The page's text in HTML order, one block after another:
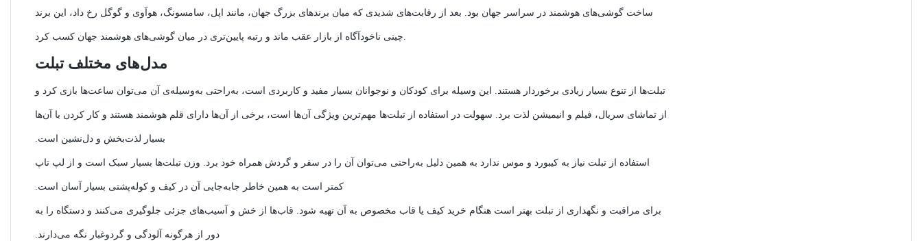
ساخت گوشی‌های هوشمند در سراسر جهان بود. بعد از رقابت‌های شدیدی که میان برندهای بزرگ جهان، مانند اپل، سامسونگ، هوآوی و گوگل رخ داد، این برند
چینی ناخودآگاه از بازار عقب ماند و رتبه پایین‌تری در میان گوشی‌های هوشمند جهان کسب کرد.
مدل‌های مختلف تبلت
تبلت‌ها از تنوع بسیار زیادی برخوردار هستند. این وسیله برای کودکان و نوجوانان بسیار مفید و کاربردی است، به‌راحتی به‌وسیله‌ی آن می‌توان ساعت‌ها بازی کرد و
از تماشای سریال، فیلم و انیمیشن لذت برد. سهولت در استفاده‌ از تبلت‌ها مهم‌ترین ویژگی‌ آن‌ها است، برخی از آن‌ها دارای قلم هوشمند هستند و کار کردن با آن‌ها
بسیار لذت‌بخش و دل‌نشین است.
استفاده از تبلت نیاز به کیبورد و موس ندارد به همین دلیل به‌راحتی می‌توان آن را در سفر و گردش همراه خود برد. وزن تبلت‌ها بسیار سبک است و از لپ تاپ
کمتر است به همین خاطر جابه‌جایی آن در کیف و کوله‌پشتی بسیار آسان است.
برای مراقبت و نگهداری از تبلت بهتر است هنگام خرید کیف یا قاب مخصوص به آن تهیه شود. قاب‌ها از خش و آسیب‌های جزئی جلوگیری می‌کنند و دستگاه را به
دور از هرگونه آلودگی و گردوغبار نگه می‌دارند.